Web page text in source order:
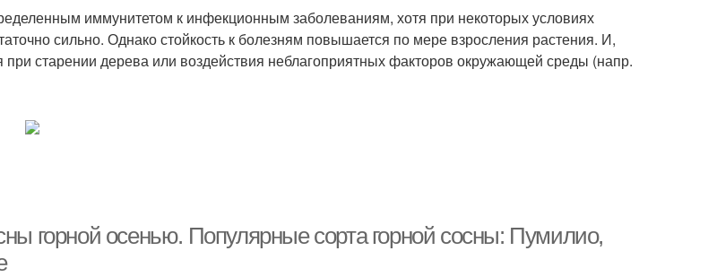
иммунитетом к инфекционным заболеваниям, хотя при некоторых условиях
сильно. Однако стойкость к болезням повышается по мере взросления растения. И,
при старении дерева или воздействия неблагоприятных факторов окружающей среды (напр.
горной осенью. Популярные сорта горной сосны: Пумилио,